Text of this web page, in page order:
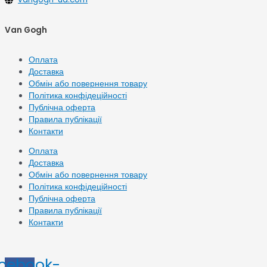
Van Gogh
Оплата
Доставка
Обмін або повернення товару
Політика конфідеційності
Публічна оферта
Правила публікації
Контакти
Оплата
Доставка
Обмін або повернення товару
Політика конфідеційності
Публічна оферта
Правила публікації
Контакти